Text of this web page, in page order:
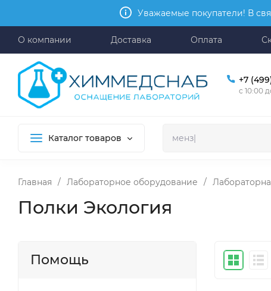
Уважаемые покупатели! В
О компании Доставка Оплата
+7
с 10:00
Каталог товаров
Главная / Лабораторное оборудование /
Полки Экология
Помощь